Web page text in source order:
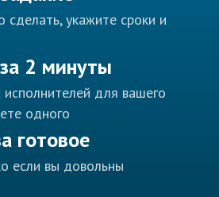
укажите сроки и
2 минуты
для вашего
одного
готовое
если вы довольны